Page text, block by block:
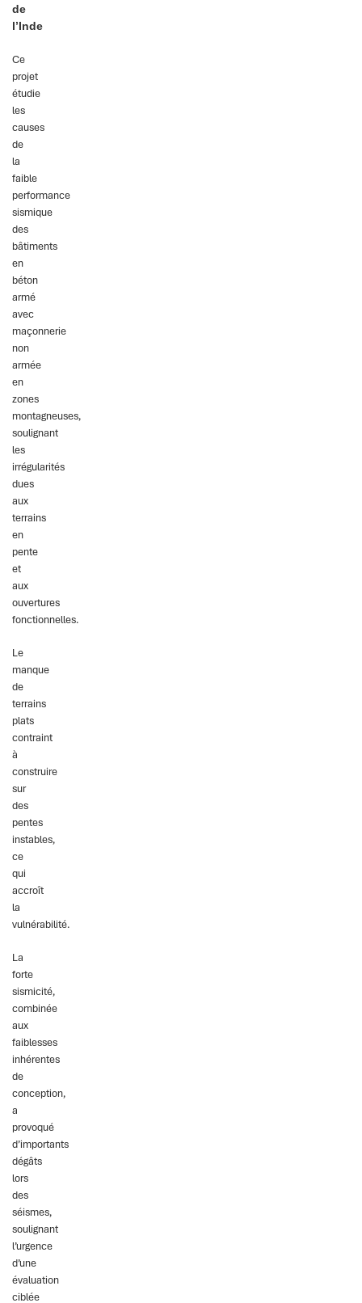
de
l’Inde
Ce
projet
étudie
les
causes
de
la
faible
performance
sismique
des
bâtiments
en
béton
armé
avec
maçonnerie
non
armée
en
zones
montagneuses,
soulignant
les
irrégularités
dues
aux
terrains
en
pente
et
aux
ouvertures
fonctionnelles.
Le
manque
de
terrains
plats
contraint
à
construire
sur
des
pentes
instables,
ce
qui
accroît
la
vulnérabilité.
La
forte
sismicité,
combinée
aux
faiblesses
inhérentes
de
conception,
a
provoqué
d’importants
dégâts
lors
des
séismes,
soulignant
l’urgence
d’une
évaluation
ciblée